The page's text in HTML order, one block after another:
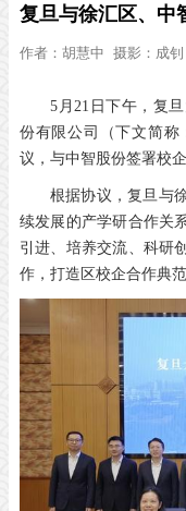
复旦与徐汇区、中
作者： 胡慧中 摄影： 成钊
5月21日下午，复
份有限公司（下文简称
议，与中智股份签署校
根据协议，复旦与
续发展的产学研合作关
引进、培养交流、科研
作，打造区校企合作典范